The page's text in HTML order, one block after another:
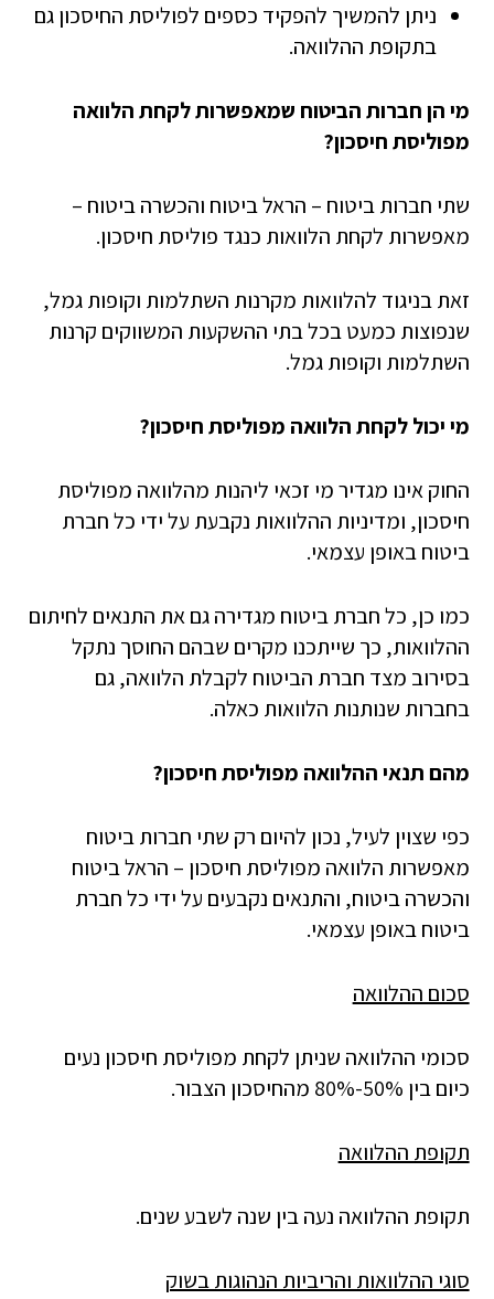
ניתן להמשיך להפקיד כספים לפוליסת החיסכון גם
בתקופת ההלוואה.
מי הן חברות הביטוח שמאפשרות לקחת הלוואה
מפוליסת חיסכון?
שתי חברות ביטוח – הראל ביטוח והכשרה ביטוח –
מאפשרות לקחת הלוואות כנגד פוליסת חיסכון.
זאת בניגוד להלוואות מקרנות השתלמות וקופות גמל,
שנפוצות כמעט בכל בתי ההשקעות המשווקים קרנות
השתלמות וקופות גמל.
מי יכול לקחת הלוואה מפוליסת חיסכון?
החוק אינו מגדיר מי זכאי ליהנות מהלוואה מפוליסת
חיסכון, ומדיניות ההלוואות נקבעת על ידי כל חברת
ביטוח באופן עצמאי.
כמו כן, כל חברת ביטוח מגדירה גם את התנאים לחיתום
ההלוואות, כך שייתכנו מקרים שבהם החוסך נתקל
בסירוב מצד חברת הביטוח לקבלת הלוואה, גם
בחברות שנותנות הלוואות כאלה.
מהם תנאי ההלוואה מפוליסת חיסכון?
כפי שצוין לעיל, נכון להיום רק שתי חברות ביטוח
מאפשרות הלוואה מפוליסת חיסכון – הראל ביטוח
והכשרה ביטוח, והתנאים נקבעים על ידי כל חברת
ביטוח באופן עצמאי.
סכום ההלוואה
סכומי ההלוואה שניתן לקחת מפוליסת חיסכון נעים
כיום בין 50%-80% מהחיסכון הצבור.
תקופת ההלוואה
תקופת ההלוואה נעה בין שנה לשבע שנים.
סוגי ההלוואות והריביות הנהוגות בשוק